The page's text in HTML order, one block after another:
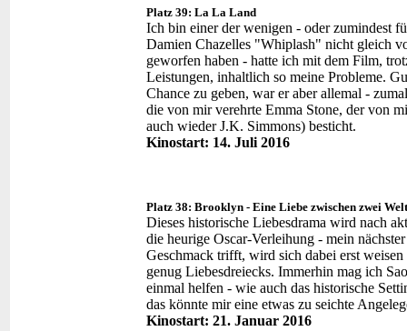
Platz 39: La La Land
Ich bin einer der wenigen - oder zumindest
Damien Chazelles "Whiplash" nicht gleich
geworfen haben - hatte ich mit dem Film,
Leistungen, inhaltlich so meine Probleme.
Chance zu geben, war er aber allemal -
die von mir verehrte Emma Stone, der von
auch wieder J.K. Simmons) besticht.
Kinostart: 14. Juli 2016
Platz 38: Brooklyn - Eine Liebe zwischen zwei
Dieses historische Liebesdrama wird nach
die heurige Oscar-Verleihung - mein
Geschmack trifft, wird sich dabei erst
genug Liebesdreiecks. Immerhin mag ich
einmal helfen - wie auch das historische
das könnte mir eine etwas zu seichte
Kinostart: 21. Januar 2016